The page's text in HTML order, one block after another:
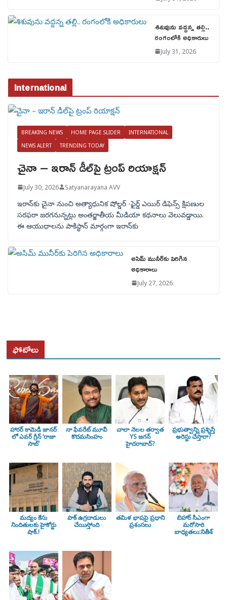
శిశువును వద్దన్న తల్లి..
రంగంలోకి అధికారులు
July 31, 2026
International
BREAKING NEWS HOME PAGE SLIDER
INTERNATIONAL
NEWS ALERT
TRENDING TODAY
చైనా – ఇరాన్ డీల్‌పై ట్రంప్ రియాక్షన్
July 30, 2026 Satyanarayana AVV
ఇరాన్‌కు చైనా నుంచి అత్యాధునిక షోల్డర్‌ -ఫైర్డ్ ఎయిర్ డిఫెన్స్ క్షిపణుల
సరఫరా జరగనున్నట్లు అంతర్జాతీయ మీడియా కథనాలు వెలువడ్డాయి.
ఈ ఆయుధాలను పాకిస్థాన్‌ మార్గంగా ఇరాన్‌కు
అసిమ్ మునీర్‌కు పెరిగిన
అధికారాలు
July 27, 2026
ఫోటోలు
హారర్ కామెడీ జానర్
లో ఎవర్ గ్రీన్ ‘రాజా
సాబ్’
నా ఫేవరేట్ మూవీ
కొదమసింహం
చాలా నెలల తర్వాత
YS జగన్
హైదరాబాద్?
ప్రభుత్వాన్ని ప్రశ్నిస్తే
అరెస్టు చేస్తారా?
మద్యం కేసు
నిందితులకు హైకోర్టు
షాక్.!
పాక్ ఉగ్రదాడులు
చేయిస్తోంది
తమిళ భాషపై ప్రధాని
ప్రశంసలు
బిహార్ సీఎంగా
మరోసారి
బాధ్యతలు:నితీశ్